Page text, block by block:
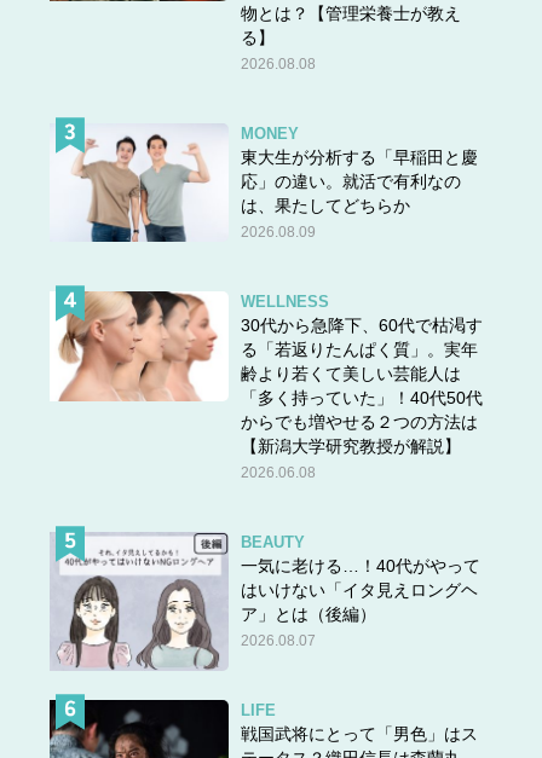
次の話
前の話
』
永井康徳 (著), ミューズワーク(ねこまき) (イラスト) 主
婦の友社・刊
物とは？【管理栄養士が教え
る】
2026.08.08
MONEY
東大生が分析する「早稲田と慶
応」の違い。就活で有利なの
は、果たしてどちらか
2026.08.09
WELLNESS
30代から急降下、60代で枯渇す
る「若返りたんぱく質」。実年
齢より若くて美しい芸能人は
「多く持っていた」！40代50代
からでも増やせる２つの方法は
【新潟大学研究教授が解説】
2026.06.08
BEAUTY
一気に老ける…！40代がやって
はいけない「イタ見えロングヘ
ア」とは（後編）
2026.08.07
LIFE
戦国武将にとって「男色」はス